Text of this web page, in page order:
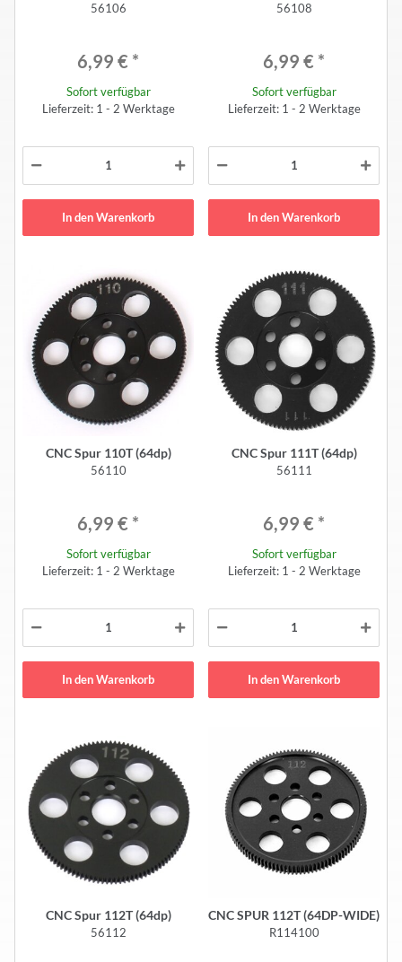
56106
6,99 € *
Sofort verfügbar
Lieferzeit: 1 - 2 Werktage
In den Warenkorb
56108
6,99 € *
Sofort verfügbar
Lieferzeit: 1 - 2 Werktage
In den Warenkorb
CNC Spur 110T (64dp)
56110
6,99 € *
Sofort verfügbar
Lieferzeit: 1 - 2 Werktage
In den Warenkorb
CNC Spur 111T (64dp)
56111
6,99 € *
Sofort verfügbar
Lieferzeit: 1 - 2 Werktage
In den Warenkorb
CNC Spur 112T (64dp)
56112
CNC SPUR 112T (64DP-WIDE)
R114100